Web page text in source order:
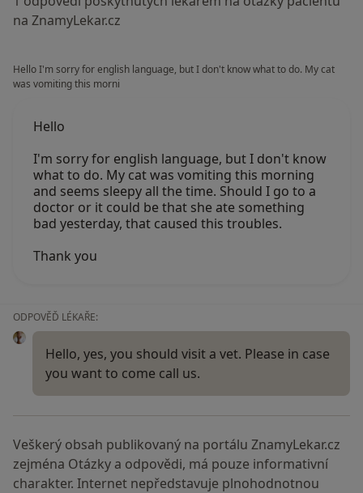
na ZnamyLekar.cz
Hello I'm sorry for english language, but I don't know what to do. My cat
was vomiting this morni
Hello
I'm sorry for english language, but I don't know
what to do. My cat was vomiting this morning
and seems sleepy all the time. Should I go to a
doctor or it could be that she ate something
bad yesterday, that caused this troubles.
Thank you
ODPOVĚĎ LÉKAŘE:
Hello, yes, you should visit a vet. Please in case
you want to come call us.
Veškerý obsah publikovaný na portálu ZnamyLekar.cz
zejména Otázky a odpovědi, má pouze informativní
charakter. Internet nepředstavuje plnohodnotnou